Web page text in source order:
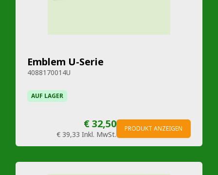
Emblem U-Serie
4088170014U
AUF LAGER
€ 32,50
€ 39,33 Inkl. MwSt.
PRODUKT ANZEIGEN